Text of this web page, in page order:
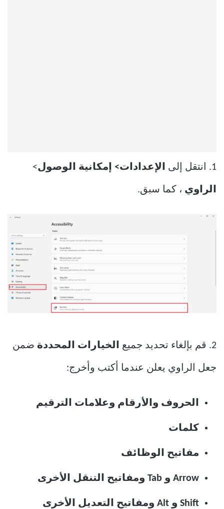
1. انتقل إلى الإعدادات> إمكانية الوصول>
الراوي ، كما سبق.
2. قم بإلغاء تحديد جميع الخيارات المحددة ضمن
جعل الراوي يعلن عندما أكتب وأخرج:
الحروف والأرقام وعلامات الترقيم
كلمات
مفاتيح الوظائف
Arrow و Tab ومفاتيح التنقل الأخرى
Shift و Alt ومفاتيح التعديل الأخرى